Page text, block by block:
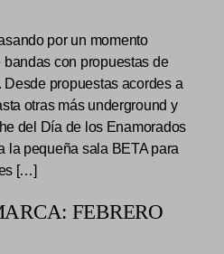
por un momento
con propuestas de
propuestas acordes a
otras más underground y
del Día de los Enamorados
la pequeña sala BETA para
[…]
FEBRERO